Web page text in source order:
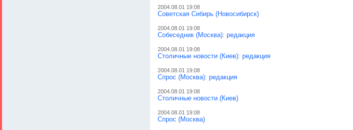
2004.08.01 19:08
Советская Сибирь (Новосибирск)
2004.08.01 19:08
Собеседник (Москва): редакция
2004.08.01 19:08
Столичные новости (Киев): редакция
2004.08.01 19:08
Спрос (Москва): редакция
2004.08.01 19:08
Столичные новости (Киев)
2004.08.01 19:08
Спрос (Москва)